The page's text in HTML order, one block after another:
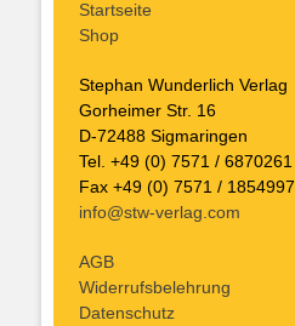
Startseite
Shop
Stephan Wunderlich Verlag
Gorheimer Str. 16
D-72488 Sigmaringen
Tel. +49 (0) 7571 / 6870261
Fax +49 (0) 7571 / 1854997
info@stw-verlag.com
AGB
Widerrufsbelehrung
Datenschutz